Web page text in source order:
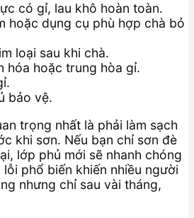
có gỉ, lau khô hoàn toàn.
hoặc dụng cụ phù hợp chà bỏ
loại sau khi chà.
hóa hoặc trung hòa gỉ.
bảo vệ.
trọng nhất là phải làm sạch
khi sơn. Nếu bạn chỉ sơn đè
lớp phủ mới sẽ nhanh chóng
phổ biến khiến nhiều người
nhưng chỉ sau vài tháng,